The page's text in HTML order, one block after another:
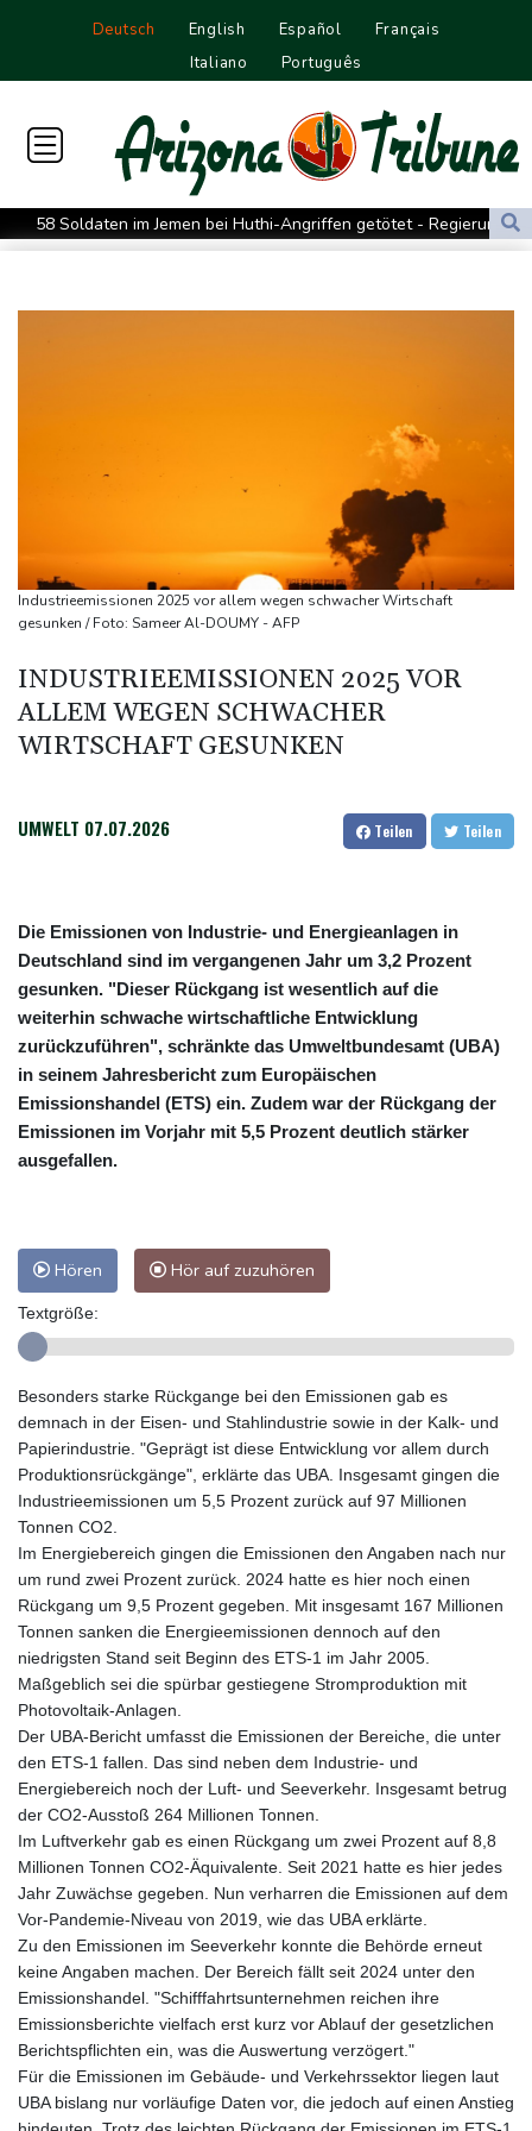
Deutsch English Español
Français
Italiano
Português
58 Soldaten im Jemen bei Huthi-Angriffen getötet - Regierung
kündigt Vergeltung an
Real Madrid verlängert mit Vinicius Jr. bis 2032
Schwimm-EM: Eikermann und Rösler gewinnen Silber und Bronze
Syrische Staatsmedien: Bombe in Kleinbus nahe Damaskus
Bundesanwaltschaft übernimmt Ermittlungen zu Sprengstoff-
Drohne in Leipzig
Tag gebrochen
Französische Sängerin Vanessa Paradis gibt Trennung von
Regisseur Benchetrit bekannt
Industrieemissionen 2025 vor allem wegen schwacher Wirtschaft
gesunken / Foto: Sameer Al-DOUMY - AFP
INDUSTRIEEMISSIONEN 2025 VOR
ALLEM WEGEN SCHWACHER
WIRTSCHAFT GESUNKEN
UMWELT 07.07.2026 Teilen Teilen
Die Emissionen von Industrie- und Energieanlagen in
Deutschland sind im vergangenen Jahr um 3,2 Prozent
gesunken. "Dieser Rückgang ist wesentlich auf die
weiterhin schwache wirtschaftliche Entwicklung
zurückzuführen", schränkte das Umweltbundesamt (UBA)
in seinem Jahresbericht zum Europäischen
Emissionshandel (ETS) ein. Zudem war der Rückgang der
Emissionen im Vorjahr mit 5,5 Prozent deutlich stärker
ausgefallen.
Hören Hör auf zuzuhören
Textgröße:
Besonders starke Rückgange bei den Emissionen gab es
demnach in der Eisen- und Stahlindustrie sowie in der Kalk- und
Papierindustrie. "Geprägt ist diese Entwicklung vor allem durch
Produktionsrückgänge", erklärte das UBA. Insgesamt gingen die
Industrieemissionen um 5,5 Prozent zurück auf 97 Millionen
Tonnen CO2.
Im Energiebereich gingen die Emissionen den Angaben nach nur
um rund zwei Prozent zurück. 2024 hatte es hier noch einen
Rückgang um 9,5 Prozent gegeben. Mit insgesamt 167 Millionen
Tonnen sanken die Energieemissionen dennoch auf den
niedrigsten Stand seit Beginn des ETS-1 im Jahr 2005.
Maßgeblich sei die spürbar gestiegene Stromproduktion mit
Photovoltaik-Anlagen.
Der UBA-Bericht umfasst die Emissionen der Bereiche, die unter
den ETS-1 fallen. Das sind neben dem Industrie- und
Energiebereich noch der Luft- und Seeverkehr. Insgesamt betrug
der CO2-Ausstoß 264 Millionen Tonnen.
Im Luftverkehr gab es einen Rückgang um zwei Prozent auf 8,8
Millionen Tonnen CO2-Äquivalente. Seit 2021 hatte es hier jedes
Jahr Zuwächse gegeben. Nun verharren die Emissionen auf dem
Vor-Pandemie-Niveau von 2019, wie das UBA erklärte.
Zu den Emissionen im Seeverkehr konnte die Behörde erneut
keine Angaben machen. Der Bereich fällt seit 2024 unter den
Emissionshandel. "Schifffahrtsunternehmen reichen ihre
Emissionsberichte vielfach erst kurz vor Ablauf der gesetzlichen
Berichtspflichten ein, was die Auswertung verzögert."
Für die Emissionen im Gebäude- und Verkehrssektor liegen laut
UBA bislang nur vorläufige Daten vor, die jedoch auf einen Anstieg